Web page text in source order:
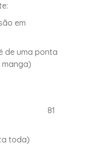
em
de uma ponta
81
toda)